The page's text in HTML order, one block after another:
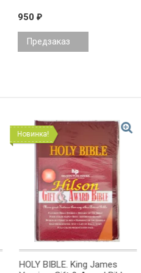
950 ₽
Предзаказ
Новинка!
HOLY BIBLE. King James